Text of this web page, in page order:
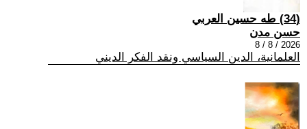
(34) طه حسين العربي
حسن مدن
2026 / 8 / 8
العلمانية، الدين السياسي ونقد الفكر الديني